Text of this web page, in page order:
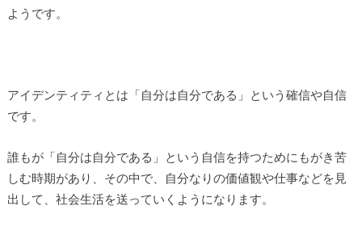
ようです。
アイデンティティとは「自分は自分である」という確信や自信
です。
誰もが「自分は自分である」という自信を持つためにもがき苦
しむ時期があり、その中で、自分なりの価値観や仕事などを見
出して、社会生活を送っていくようになります。